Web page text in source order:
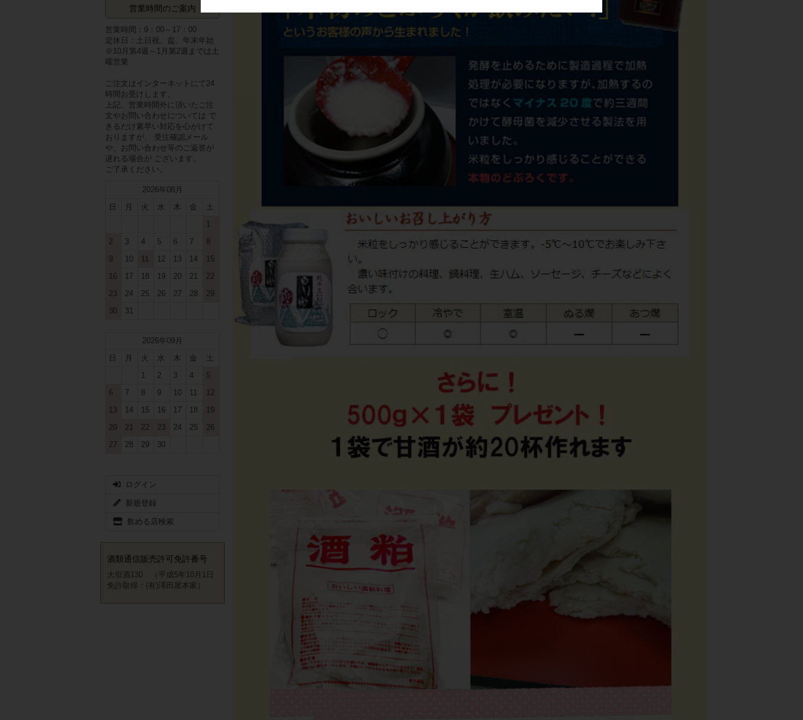
営業時間のご案内
営業時間：9：00～17：00
定休日：土日祝、盆、年末年始
※10月第4週～1月第2週までは土
曜営業
ご注文はインターネットにて24
時間お受けします。
上記、営業時間外に頂いたご注
文やお問い合わせについては で
きるだけ素早い対応を心がけて
おりますが、 受注確認メール
や、お問い合わせ等のご返答が
遅れる場合が ございます。
ご了承ください。
2026年08月
日
月 火 水 木 金
1
2
3 4 5 6 7
8
9
10 11 12 13 14
15
16
17 18 19 20 21
22
23
24 25 26 27 28
29
30
31
2026年09月
日
月 火 水 木 金
1
2 3 4
5
6
7 8 9 10 11
12
13
14 15 16 17 18
19
20
21 22 23 24 25
26
27
28 29 30
ログイン
新規登録
飲める店検索
酒類通信販売許可免許番号
大垣酒130 （平成5年10月1日
免許取得：(有)澤田屋本家）